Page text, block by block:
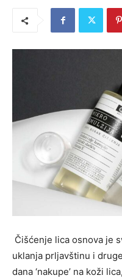
Čišćenje lica osnova je
uklanja prljavštinu i
dana ‘nakupe’ na koži